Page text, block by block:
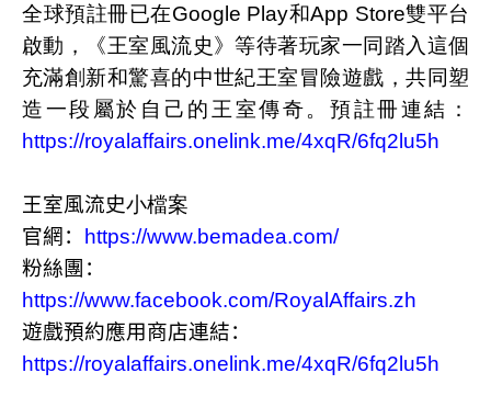
全球預註冊已在Google Play和App Store雙平台
啟動，《王室風流史》等待著玩家一同踏入這個
充滿創新和驚喜的中世紀王室冒險遊戲，共同塑
造一段屬於自己的王室傳奇。預註冊連結：
https://royalaffairs.onelink.me/4xqR/6fq2lu5h
王室風流史小檔案
官網：
https://www.bemadea.com/
粉絲團：
https://www.facebook.com/RoyalAffairs.zh
遊戲預約應用商店連結：
https://royalaffairs.onelink.me/4xqR/6fq2lu5h